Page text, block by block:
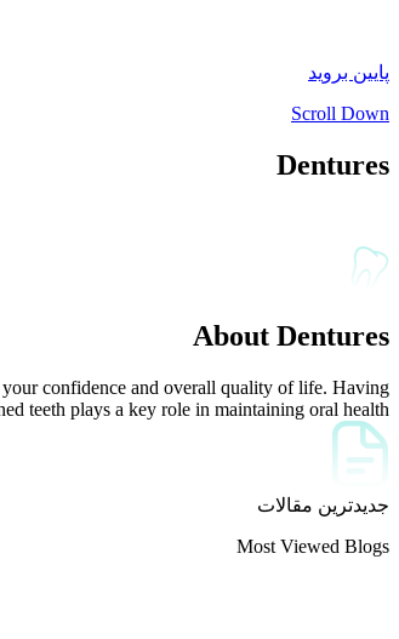
پایین بروید
Scroll Down
Dentures
About Dentures
confidence and overall quality of life. Having
teeth plays a key role in maintaining oral health...
جدیدترین مقالات
Most Viewed Blogs